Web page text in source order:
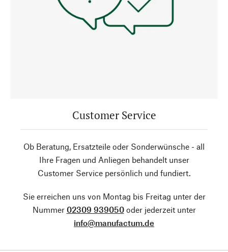
Customer Service
Ob Beratung, Ersatzteile oder Sonderwünsche - all
Ihre Fragen und Anliegen behandelt unser
Customer Service persönlich und fundiert.
Sie erreichen uns von Montag bis Freitag unter der
Nummer 02309 939050oder jederzeit unter
info@manufactum.de